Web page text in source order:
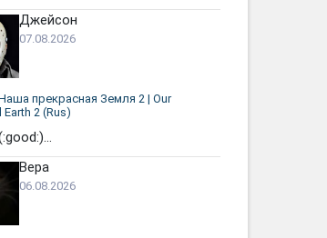
Джейсон
07.08.2026
прекрасная Земля 2 | Our
2 (Rus)
Вера
06.08.2026